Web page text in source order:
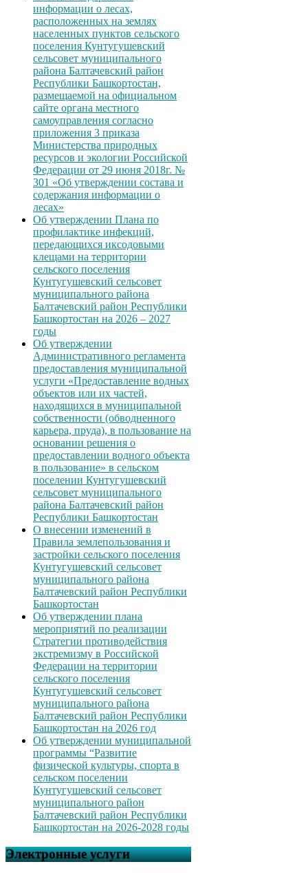
информации о лесах,
расположенных на землях
населенных пунктов сельского
поселения Кунтугушевский
сельсовет муниципального
района Балтачевский район
Республики Башкортостан,
размещаемой на официальном
сайте органа местного
самоуправления согласно
приложения 3 приказа
Министерства природных
ресурсов и экологии Российской
Федерации от 29 июня 2018г. №
301 «Об утверждении состава и
содержания информации о
лесах»
Об утверждении Плана по
профилактике инфекций,
передающихся иксодовыми
клещами на территории
сельского поселения
Кунтугушевский сельсовет
муниципального района
Балтачевский район Республики
Башкортостан на 2026 – 2027
годы
Об утверждении
Административного регламента
предоставления муниципальной
услуги «Предоставление водных
объектов или их частей,
находящихся в муниципальной
собственности (обводненного
карьера, пруда), в пользование на
основании решения о
предоставлении водного объекта
в пользование» в сельском
поселении Кунтугушевский
сельсовет муниципального
района Балтачевский район
Республики Башкортостан
О внесении изменений в
Правила землепользования и
застройки сельского поселения
Кунтугушевский сельсовет
муниципального района
Балтачевский район Республики
Башкортостан
Об утверждении плана
мероприятий по реализации
Стратегии противодействия
экстремизму в Российской
Федерации на территории
сельского поселения
Кунтугушевский сельсовет
муниципального района
Балтачевский район Республики
Башкортостан на 2026 год
Об утверждении муниципальной
программы “Развитие
физической культуры, спорта в
сельском поселении
Кунтугушевский сельсовет
муниципального район
Балтачевский район Республики
Башкортостан на 2026-2028 годы
Электронные услуги